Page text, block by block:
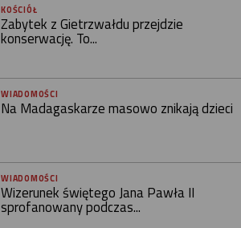
KOŚCIÓŁ
Zabytek z Gietrzwałdu przejdzie
konserwację. To...
WIADOMOŚCI
Na Madagaskarze masowo znikają dzieci
WIADOMOŚCI
Wizerunek świętego Jana Pawła II
sprofanowany podczas...